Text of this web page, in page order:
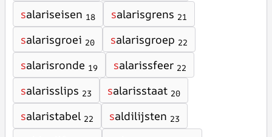
salariseisen 18 salarisgrens 21
salarisgroei 20 salarisgroep 22
salarisronde 19 salarissfeer 22
salarisslips 23 salarisstaat 20
salaristabel 22 saldilijsten 23